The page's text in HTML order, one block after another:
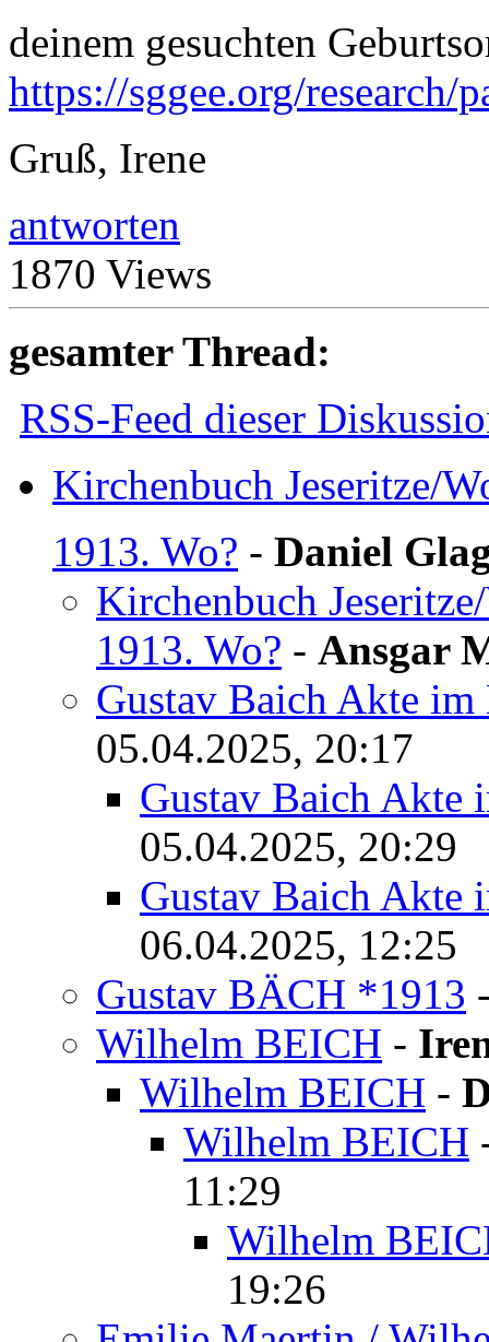
deinem gesuchten
https://sggee.org/
Gruß, Irene
antworten
1870 Views
gesamter Thread:
RSS-Feed dieser
Kirchenbuch Jeseritze/
1913. Wo? - Daniel
Kirchenbuch
1913. Wo? - Ansgar
Gustav Baich Akte im
05.04.2025, 20:17
Gustav Baich Akte
05.04.2025, 20:29
Gustav Baich Akte
06.04.2025, 12:25
Gustav BÄCH *1913
Wilhelm BEICH -
Wilhelm BEICH -
Wilhelm BEICH
11:29
Wilhelm
19:26